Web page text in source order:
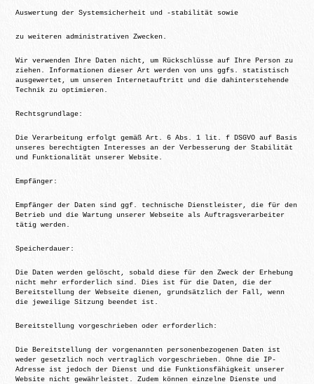
Auswertung der Systemsicherheit und -stabilität sowie
zu weiteren administrativen Zwecken.
Wir verwenden Ihre Daten nicht, um Rückschlüsse auf Ihre Person zu
ziehen. Informationen dieser Art werden von uns ggfs. statistisch
ausgewertet, um unseren Internetauftritt und die dahinterstehende
Technik zu optimieren.
Rechtsgrundlage:
Die Verarbeitung erfolgt gemäß Art. 6 Abs. 1 lit. f DSGVO auf Basis
unseres berechtigten Interesses an der Verbesserung der Stabilität
und Funktionalität unserer Website.
Empfänger:
Empfänger der Daten sind ggf. technische Dienstleister, die für den
Betrieb und die Wartung unserer Webseite als Auftragsverarbeiter
tätig werden.
Speicherdauer:
Die Daten werden gelöscht, sobald diese für den Zweck der Erhebung
nicht mehr erforderlich sind. Dies ist für die Daten, die der
Bereitstellung der Webseite dienen, grundsätzlich der Fall, wenn
die jeweilige Sitzung beendet ist.
Bereitstellung vorgeschrieben oder erforderlich:
Die Bereitstellung der vorgenannten personenbezogenen Daten ist
weder gesetzlich noch vertraglich vorgeschrieben. Ohne die IP-
Adresse ist jedoch der Dienst und die Funktionsfähigkeit unserer
Website nicht gewährleistet. Zudem können einzelne Dienste und